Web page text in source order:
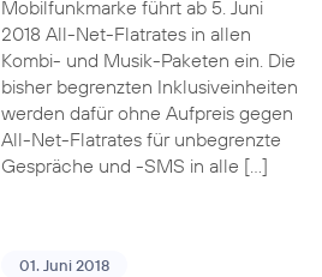
Mobilfunkmarke führt ab 5. Juni
2018 All-Net-Flatrates in allen
Kombi- und Musik-Paketen ein. Die
bisher begrenzten Inklusiveinheiten
werden dafür ohne Aufpreis gegen
All-Net-Flatrates für unbegrenzte
Gespräche und -SMS in alle […]
01. Juni 2018